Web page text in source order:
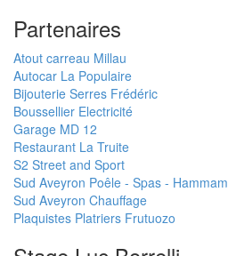
Partenaires
Atout carreau Millau
Autocar La Populaire
Bijouterie Serres Frédéric
Boussellier Electricité
Garage MD 12
Restaurant La Truite
S2 Street and Sport
Sud Aveyron Poêle - Spas - Hammam
Sud Aveyron Chauffage
Plaquistes Platriers Frutuozo